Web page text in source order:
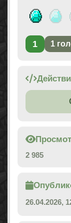
1 1
2 985
26.04.2026,